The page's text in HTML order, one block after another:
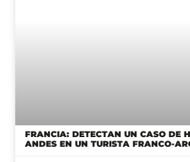
FRANCIA: DETECTAN UN CASO DE
ANDES EN UN TURISTA FRANCO-